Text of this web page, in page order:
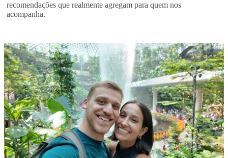
recomendações que realmente agregam para quem nos
acompanha.